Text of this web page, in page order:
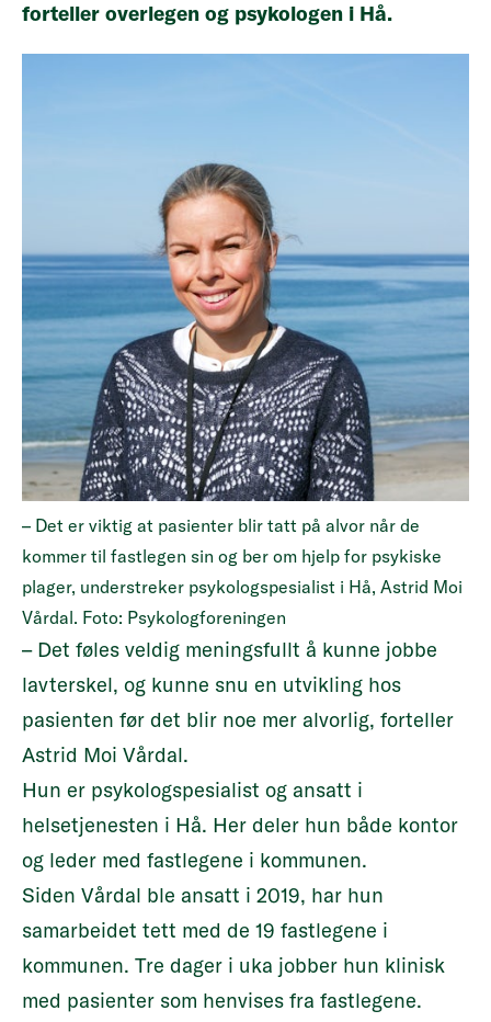
forteller overlegen og psykologen i Hå.
– Det er viktig at pasienter blir tatt på alvor når de
kommer til fastlegen sin og ber om hjelp for psykiske
plager, understreker psykologspesialist i Hå, Astrid Moi
Vårdal. Foto: Psykologforeningen
– Det føles veldig meningsfullt å kunne jobbe
lavterskel, og kunne snu en utvikling hos
pasienten før det blir noe mer alvorlig, forteller
Astrid Moi Vårdal.
Hun er psykologspesialist og ansatt i
helsetjenesten i Hå. Her deler hun både kontor
og leder med fastlegene i kommunen.
Siden Vårdal ble ansatt i 2019, har hun
samarbeidet tett med de 19 fastlegene i
kommunen. Tre dager i uka jobber hun klinisk
med pasienter som henvises fra fastlegene.